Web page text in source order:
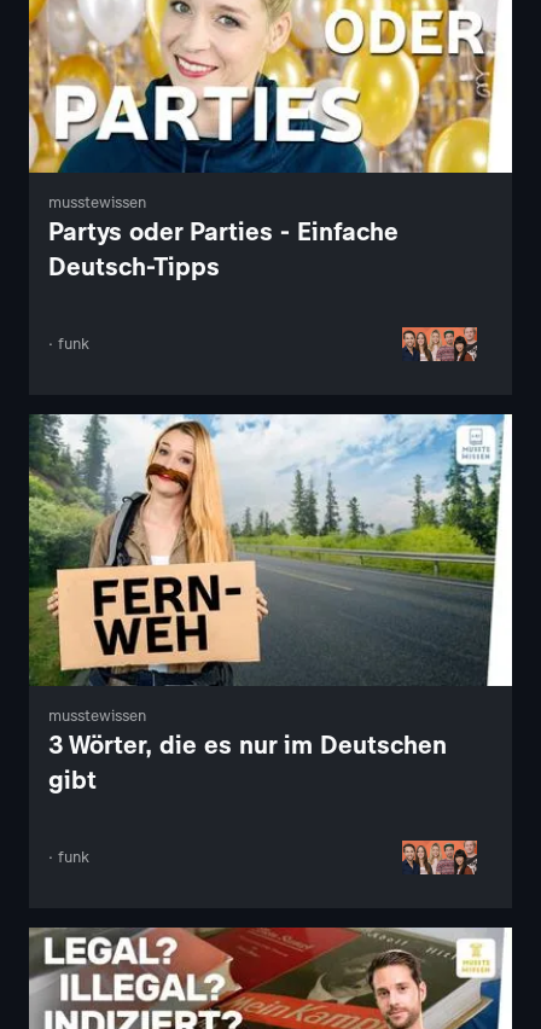
musstewissen
Partys oder Parties - Einfache
Deutsch-Tipps
· funk
musstewissen
3 Wörter, die es nur im Deutschen
gibt
· funk